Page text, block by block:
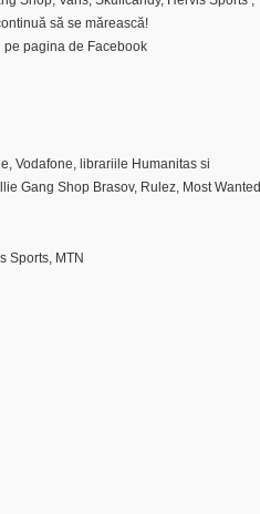
să se mărească!
pe pagina de Facebook
Vodafone, librariile Humanitas si
Gang Shop Brasov, Rulez, Most Wanted
Sports, MTN